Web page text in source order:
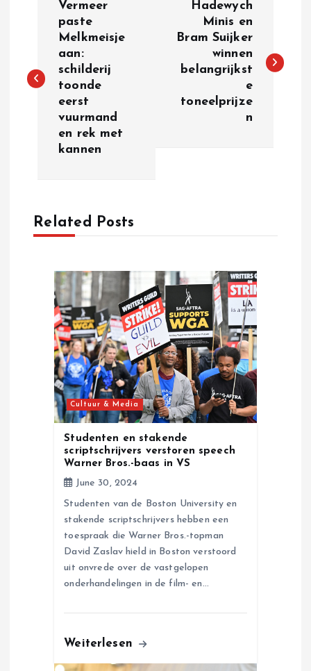
s
t
Vermeer
paste
Melkmeisje
aan:
schilderij
toonde
eerst
vuurmand
en rek met
kannen
Hadewych
Minis en
Bram Suijker
winnen
belangrijkst
e
toneelprijze
n
Related Posts
Cultuur & Media
Studenten en stakende
scriptschrijvers verstoren speech
Warner Bros.-baas in VS
June 30, 2024
Studenten van de Boston University en
stakende scriptschrijvers hebben een
toespraak die Warner Bros.-topman
David Zaslav hield in Boston verstoord
uit onvrede over de vastgelopen
onderhandelingen in de film- en…
Weiterlesen